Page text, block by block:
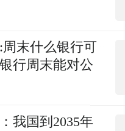
末什么银行可
行周末能对公
我国到2035年